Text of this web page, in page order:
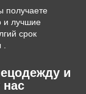
и лучшие
срок
и